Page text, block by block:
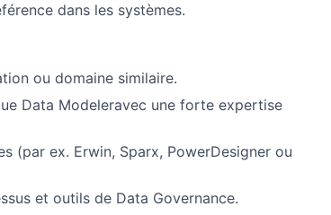
dans les systèmes.
ou domaine similaire.
Data Modeleravec une forte expertise
(par ex. Erwin, Sparx, PowerDesigner ou
et outils de Data Governance.